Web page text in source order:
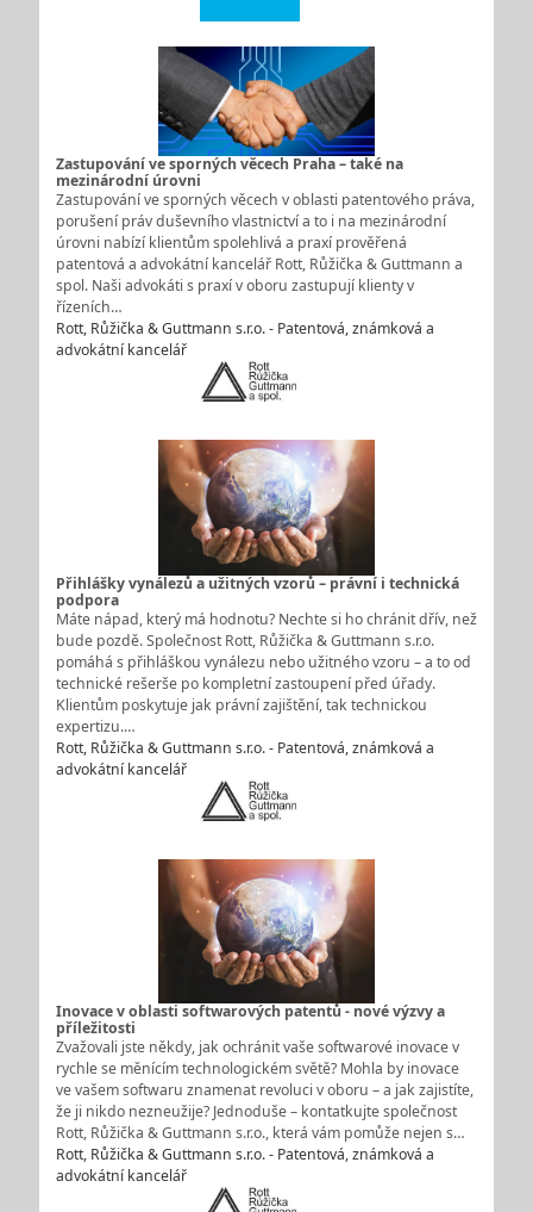
Zastupování ve sporných věcech Praha – také na
mezinárodní úrovni
Zastupování ve sporných věcech v oblasti patentového práva,
porušení práv duševního vlastnictví a to i na mezinárodní
úrovni nabízí klientům spolehlivá a praxí prověřená
patentová a advokátní kancelář Rott, Růžička & Guttmann a
spol. Naši advokáti s praxí v oboru zastupují klienty v
řízeních…
Rott, Růžička & Guttmann s.r.o. - Patentová, známková a
advokátní kancelář
Přihlášky vynálezů a užitných vzorů – právní i technická
podpora
Máte nápad, který má hodnotu? Nechte si ho chránit dřív, než
bude pozdě. Společnost Rott, Růžička & Guttmann s.r.o.
pomáhá s přihláškou vynálezu nebo užitného vzoru – a to od
technické rešerše po kompletní zastoupení před úřady.
Klientům poskytuje jak právní zajištění, tak technickou
expertizu.…
Rott, Růžička & Guttmann s.r.o. - Patentová, známková a
advokátní kancelář
Inovace v oblasti softwarových patentů - nové výzvy a
příležitosti
Zvažovali jste někdy, jak ochránit vaše softwarové inovace v
rychle se měnícím technologickém světě? Mohla by inovace
ve vašem softwaru znamenat revoluci v oboru – a jak zajistíte,
že ji nikdo nezneužije? Jednoduše – kontatkujte společnost
Rott, Růžička & Guttmann s.r.o., která vám pomůže nejen s…
Rott, Růžička & Guttmann s.r.o. - Patentová, známková a
advokátní kancelář